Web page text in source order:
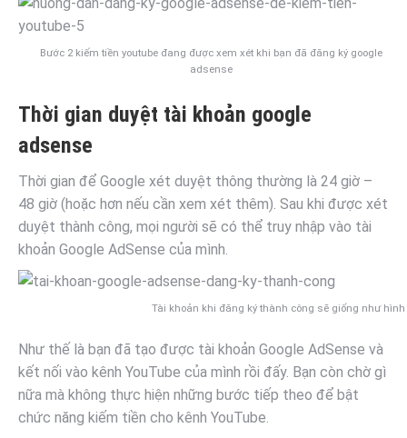
Bước 2 kiếm tiền youtube đang được xem xét khi bạn đã đăng ký google
adsense
Thời gian duyệt tài khoản google
adsense
Thời gian để Google xét duyệt thông thường là 24 giờ –
48 giờ (hoặc hơn nếu cần xem xét thêm). Sau khi được xét
duyệt thành công, mọi người sẽ có thể truy nhập vào tài
khoản Google AdSense của mình.
Tài khoản khi đăng ký thành công sẽ giống như hình
Như thế là bạn đã tạo được tài khoản Google AdSense và
kết nối vào kênh YouTube của mình rồi đấy. Bạn còn chờ gì
nữa mà không thực hiện những bước tiếp theo để bật
chức năng kiếm tiền cho kênh YouTube.